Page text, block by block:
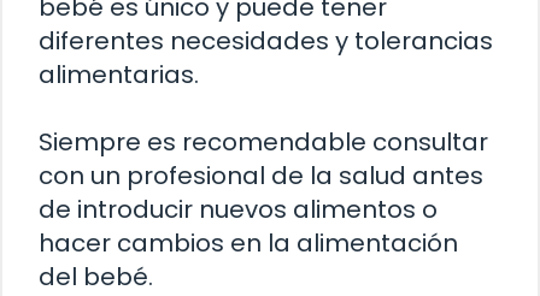
bebé es único y puede tener
diferentes necesidades y tolerancias
alimentarias.
Siempre es recomendable consultar
con un profesional de la salud antes
de introducir nuevos alimentos o
hacer cambios en la alimentación
del bebé.